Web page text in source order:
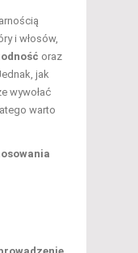
i włosów,
oraz
jak
wywołać
warto